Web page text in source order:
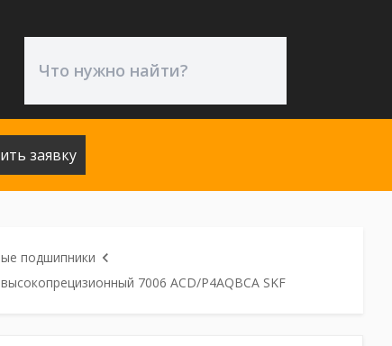
заявку
подшипники
7006 ACD/P4AQBCA SKF